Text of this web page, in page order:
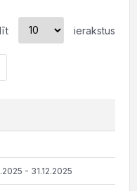
ierakstus
- 31.12.2025